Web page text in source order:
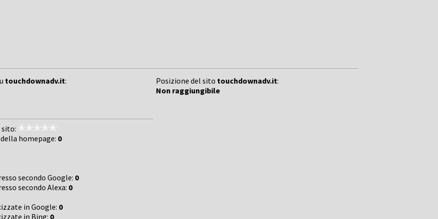
touchdownadv.it:
sito:
homepage: 0
secondo Google: 0
secondo Alexa: 0
in Google: 0
in Bing: 0
Posizione del sito touchdownadv.it:
Non raggiungibile